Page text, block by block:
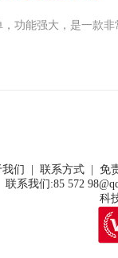
功能强大，是一款
我们 | 联系方式 | 免
联系我们:85 572
科